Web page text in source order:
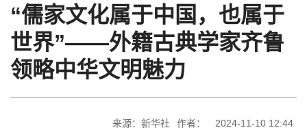
“儒家文化属于中国，也属于
世界”——外籍古典学家齐鲁
领略中华文明魅力
来源：新华社 作者： 2024-11-10 12:44